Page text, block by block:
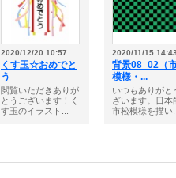
2020/12/20 10:57
くす玉☆おめでと
う
閲覧いただきありが
とうございます！く
す玉のイラスト...
2020/11/15
背景08_02（
模様・...
いつもありがと
ざいます。日本
市松模様を描い